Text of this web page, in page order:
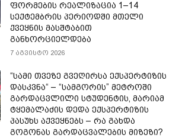
ფორმების რეალიზაცია 1–14
სექტემბრის პერიოდში მთელი
ქვეყნის მასშტაბით
განხორციელდება
7 აგვისტო 2026
“სამი თვე­ზე გვე­ღირ­სა ექ­სპერ­ტი­ზის
დას­კვნა“ – “სამგორის” მეტროში
გარდაცვლილი სტუდენტის, მარიამ
ტყემალაძის დედა ექსპერტიზის
პასუხს აქვეყნებს – რა გახდა
გოგონას გარდაცვალების მიზეზი?